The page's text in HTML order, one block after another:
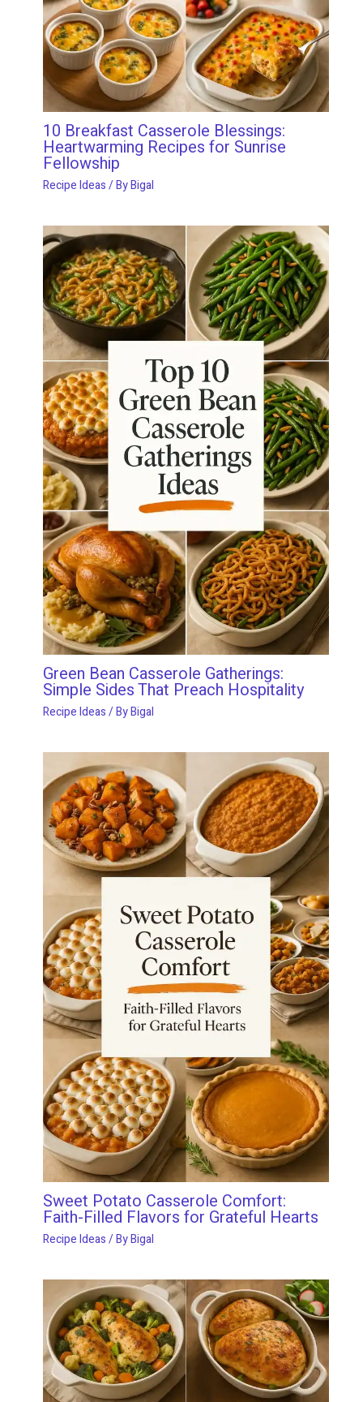
10 Breakfast Casserole Blessings:
Heartwarming Recipes for Sunrise
Fellowship
Recipe Ideas/ ByBigal
Green Bean Casserole Gatherings:
Simple Sides That Preach Hospitality
Recipe Ideas/ ByBigal
Sweet Potato Casserole Comfort:
Faith-Filled Flavors for Grateful Hearts
Recipe Ideas/ ByBigal